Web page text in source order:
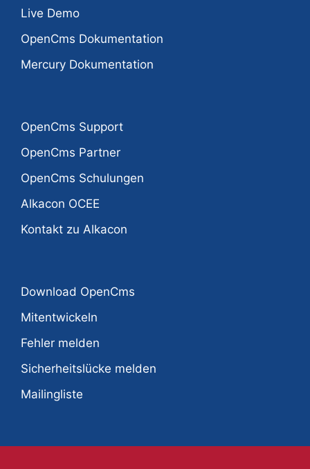
Live Demo
OpenCms Dokumentation
Mercury Dokumentation
OpenCms Support
OpenCms Partner
OpenCms Schulungen
Alkacon OCEE
Kontakt zu Alkacon
Download OpenCms
Mitentwickeln
Fehler melden
Sicherheitslücke melden
Mailingliste